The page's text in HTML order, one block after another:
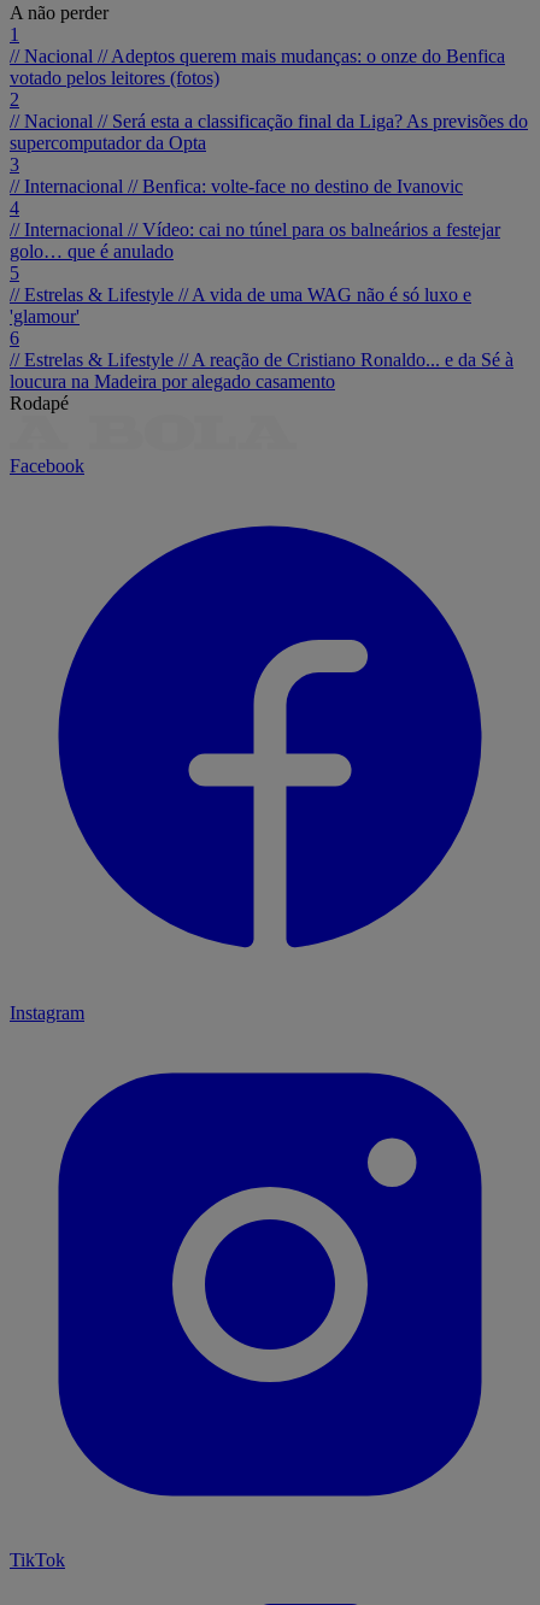
A não perder
1
// Nacional //Adeptos querem mais mudanças: o onze do Benfica
votado pelos leitores (fotos)
2
// Nacional // Será esta a classificação final da Liga? As previsões do
supercomputador da Opta
3
// Internacional //Benfica: volte-face no destino de Ivanovic
4
// Internacional //Vídeo: cai no túnel para os balneários a festejar
golo… que é anulado
5
// Estrelas & Lifestyle //A vida de uma WAG não é só luxo e
'glamour'
6
// Estrelas & Lifestyle //A reação de Cristiano Ronaldo... e da Sé à
loucura na Madeira por alegado casamento
Rodapé
Facebook
Instagram
TikTok